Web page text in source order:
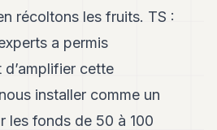
récoltons les fruits. TS :
a permis
d’amplifier cette
installer comme un
les fonds de 50 à 100